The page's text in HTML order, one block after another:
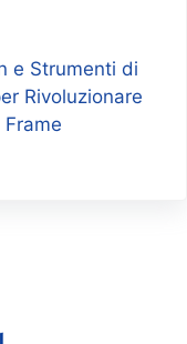
e Strumenti di
Rivoluzionare